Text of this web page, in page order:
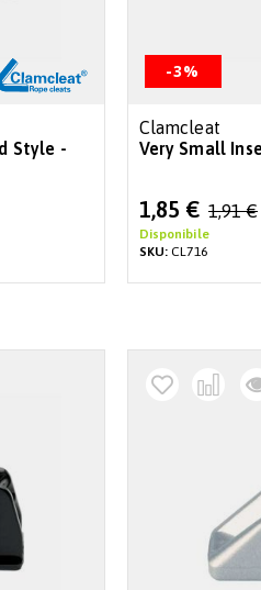
Style -
-3%
Clamcleat
Very Small
Special
Price
1,85 € 1,91 €
Disponibile
SKU:CL716